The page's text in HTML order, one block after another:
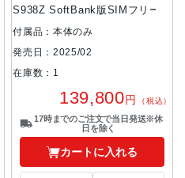
S938Z SoftBank版SIMフリー
付属品：本体のみ
発売日：2025/02
在庫数：1
139,800円 （税込）
17時までのご注文で当日発送※休
日を除く
カートに入れる